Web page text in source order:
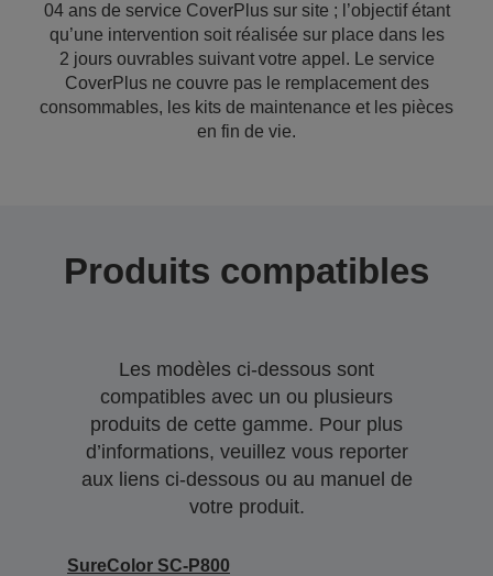
04 ans de service CoverPlus sur site ; l’objectif étant
qu’une intervention soit réalisée sur place dans les
2 jours ouvrables suivant votre appel. Le service
CoverPlus ne couvre pas le remplacement des
consommables, les kits de maintenance et les pièces
en fin de vie.
Produits compatibles
Les modèles ci-dessous sont
compatibles avec un ou plusieurs
produits de cette gamme. Pour plus
d’informations, veuillez vous reporter
aux liens ci-dessous ou au manuel de
votre produit.
SureColor SC-P800